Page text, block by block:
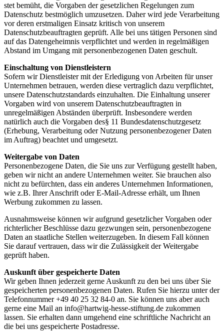
stet bemüht, die Vorgaben der gesetzlichen Regelungen zum
Datenschutz bestmöglich umzusetzen. Daher wird jede Verarbeitung
vor deren erstmaligen Einsatz kritisch von unserem
Datenschutzbeauftragten geprüft. Alle bei uns tätigen Personen sind
auf das Datengeheimnis verpflichtet und werden in regelmäßigen
Abstand im Umgang mit personenbezogenen Daten geschult.
Einschaltung von Dienstleistern
Sofern wir Dienstleister mit der Erledigung von Arbeiten für unser
Unternehmen betrauen, werden diese vertraglich dazu verpflichtet,
unsere Datenschutzstandards einzuhalten. Die Einhaltung unserer
Vorgaben wird von unserem Datenschutzbeauftragten in
unregelmäßigen Abständen überprüft. Insbesondere werden
natürlich auch die Vorgaben des§ 11 Bundesdatenschutzgesetz
(Erhebung, Verarbeitung oder Nutzung personenbezogener Daten
im Auftrag) beachtet und umgesetzt.
Weitergabe von Daten
Personenbezogene Daten, die Sie uns zur Verfügung gestellt haben,
geben wir nicht an andere Unternehmen weiter. Sie brauchen also
nicht zu befürchten, dass ein anderes Unternehmen Informationen,
wie z.B. Ihrer Anschrift oder E-Mail-Adresse erhält, um Ihnen
Werbung zukommen zu lassen.
Ausnahmsweise können wir aufgrund gesetzlicher Vorgaben oder
richterlicher Beschlüsse dazu gezwungen sein, personenbezogene
Daten an staatliche Stellen weiterzugeben. In diesem Fall können
Sie darauf vertrauen, dass wir die Zulässigkeit der Weitergabe
geprüft haben.
Auskunft über gespeicherte Daten
Wir geben Ihnen jederzeit gerne Auskunft zu den bei uns über Sie
gespeicherten personenbezogenen Daten. Rufen Sie hierzu unter der
Telefonnummer +49 40 25 32 84-0 an. Sie können uns aber auch
gerne eine Mail an info@hartwig-hesse-stiftung.de zukommen
lassen. Sie erhalten dann umgehend eine schriftliche Nachricht an
die bei uns gespeicherte Postadresse.